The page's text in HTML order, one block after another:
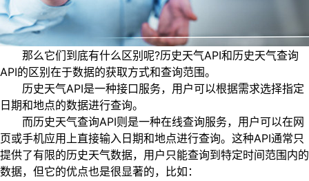
那么它们到底有什么区别呢?历史天气API和历史天气查询
API的区别在于数据的获取方式和查询范围。
历史天气API是一种接口服务，用户可以根据需求选择指定
日期和地点的数据进行查询。
而历史天气查询API则是一种在线查询服务，用户可以在网
页或手机应用上直接输入日期和地点进行查询。这种API通常只
提供了有限的历史天气数据，用户只能查询到特定时间范围内的
数据，但它的优点也是很显著的，比如：